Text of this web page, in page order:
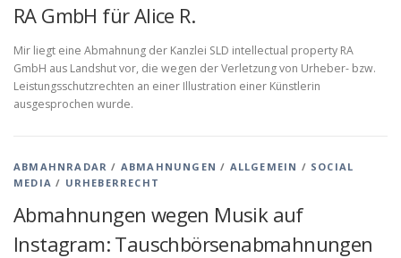
RA GmbH für Alice R.
Mir liegt eine Abmahnung der Kanzlei SLD intellectual property RA
GmbH aus Landshut vor, die wegen der Verletzung von Urheber- bzw.
Leistungsschutzrechten an einer Illustration einer Künstlerin
ausgesprochen wurde.
ABMAHNRADAR / ABMAHNUNGEN / ALLGEMEIN / SOCIAL
MEDIA / URHEBERRECHT
Abmahnungen wegen Musik auf
Instagram: Tauschbörsenabmahnungen